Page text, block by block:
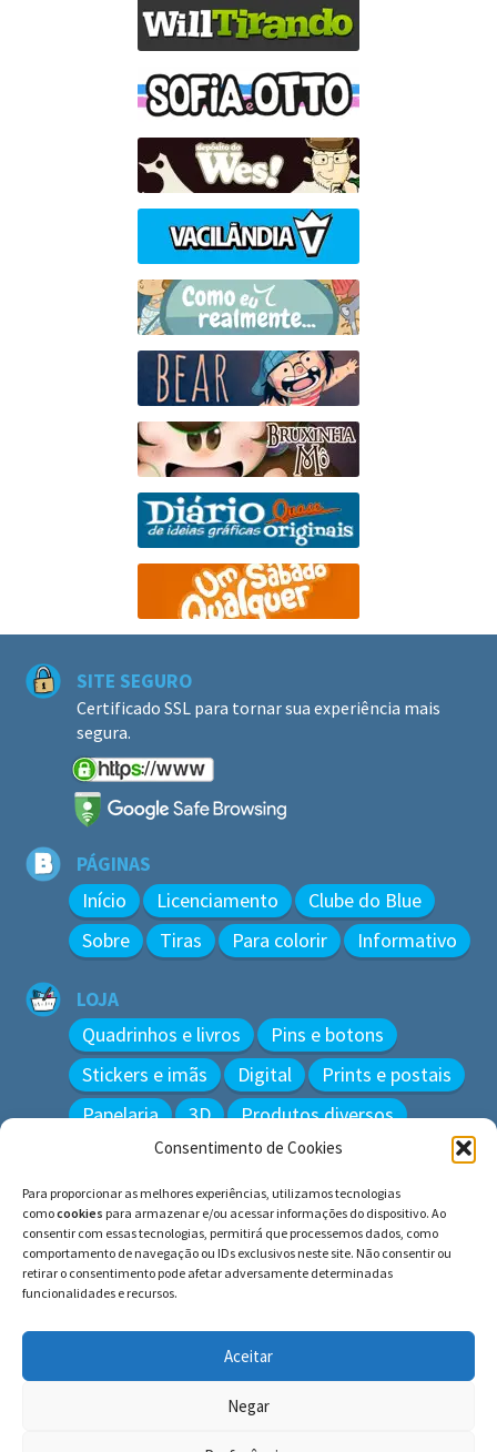
Consentimento de Cookies
Para proporcionar as melhores experiências, utilizamos tecnologias
comocookies para armazenar e/ou acessar informações do dispositivo. Ao
consentir com essas tecnologias, permitirá que processemos dados, como
comportamento de navegação ou IDs exclusivos neste site. Não consentir ou
retirar o consentimento pode afetar adversamente determinadas
funcionalidades e recursos.
Aceitar
Negar
SITE SEGURO
Certificado SSL para tornar sua experiência mais
segura.
PÁGINAS
Início Licenciamento
Clube do Blue
Sobre
Tiras Para colorir Informativo
LOJA
Quadrinhos e livros
Pins e botons
Stickers e imãs
Digital
Prints e postais
Papelaria
3D Produtos diversos
Pesquisar
por:
© BLUE e os gatos ∙ todos os direitos reservados.
Histórias inspiradas em gatos reais. Adote e cuide dos
gatos!